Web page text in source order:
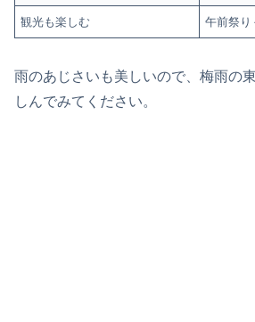
観光も楽しむ 午前祭り
雨のあじさいも美しいので、梅雨の
しんでみてください。